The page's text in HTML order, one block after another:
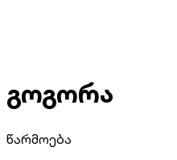
გოგორა
წარმოება